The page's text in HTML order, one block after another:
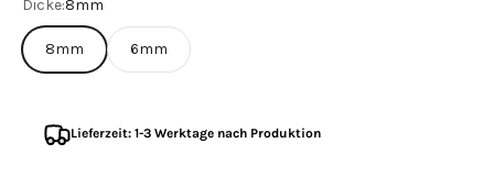
Dicke:8mm
8mm 6mm
Lieferzeit: 1-3 Werktage nach Produktion